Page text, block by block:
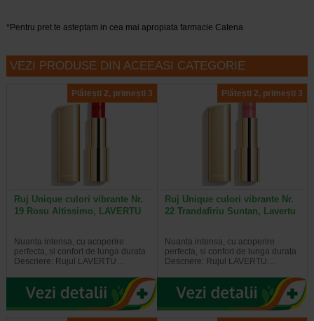
*Pentru pret te asteptam in cea mai apropiata farmacie Catena
VEZI PRODUSE DIN ACEEASI CATEGORIE
Plătești 2, primești 3
Ruj Unique culori vibrante Nr.
19 Rosu Altissimo, LAVERTU
Nuanta intensa, cu acoperire
perfecta, si confort de lunga durata
Descriere: Rujul LAVERTU…
Plătești 2, primești 3
Ruj Unique culori vibrante Nr.
22 Trandafiriu Suntan, Lavertu
Nuanta intensa, cu acoperire
perfecta, si confort de lunga durata
Descriere: Rujul LAVERTU…